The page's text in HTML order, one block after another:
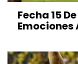
Fecha 15
Emociones